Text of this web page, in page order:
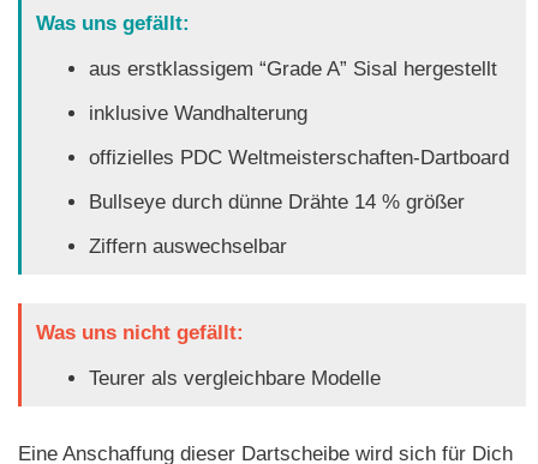
Was uns gefällt:
aus erstklassigem “Grade A” Sisal hergestellt
inklusive Wandhalterung
offizielles PDC Weltmeisterschaften-Dartboard
Bullseye durch dünne Drähte 14 % größer
Ziffern auswechselbar
Was uns nicht gefällt:
Teurer als vergleichbare Modelle
Eine Anschaffung dieser Dartscheibe wird sich für Dich